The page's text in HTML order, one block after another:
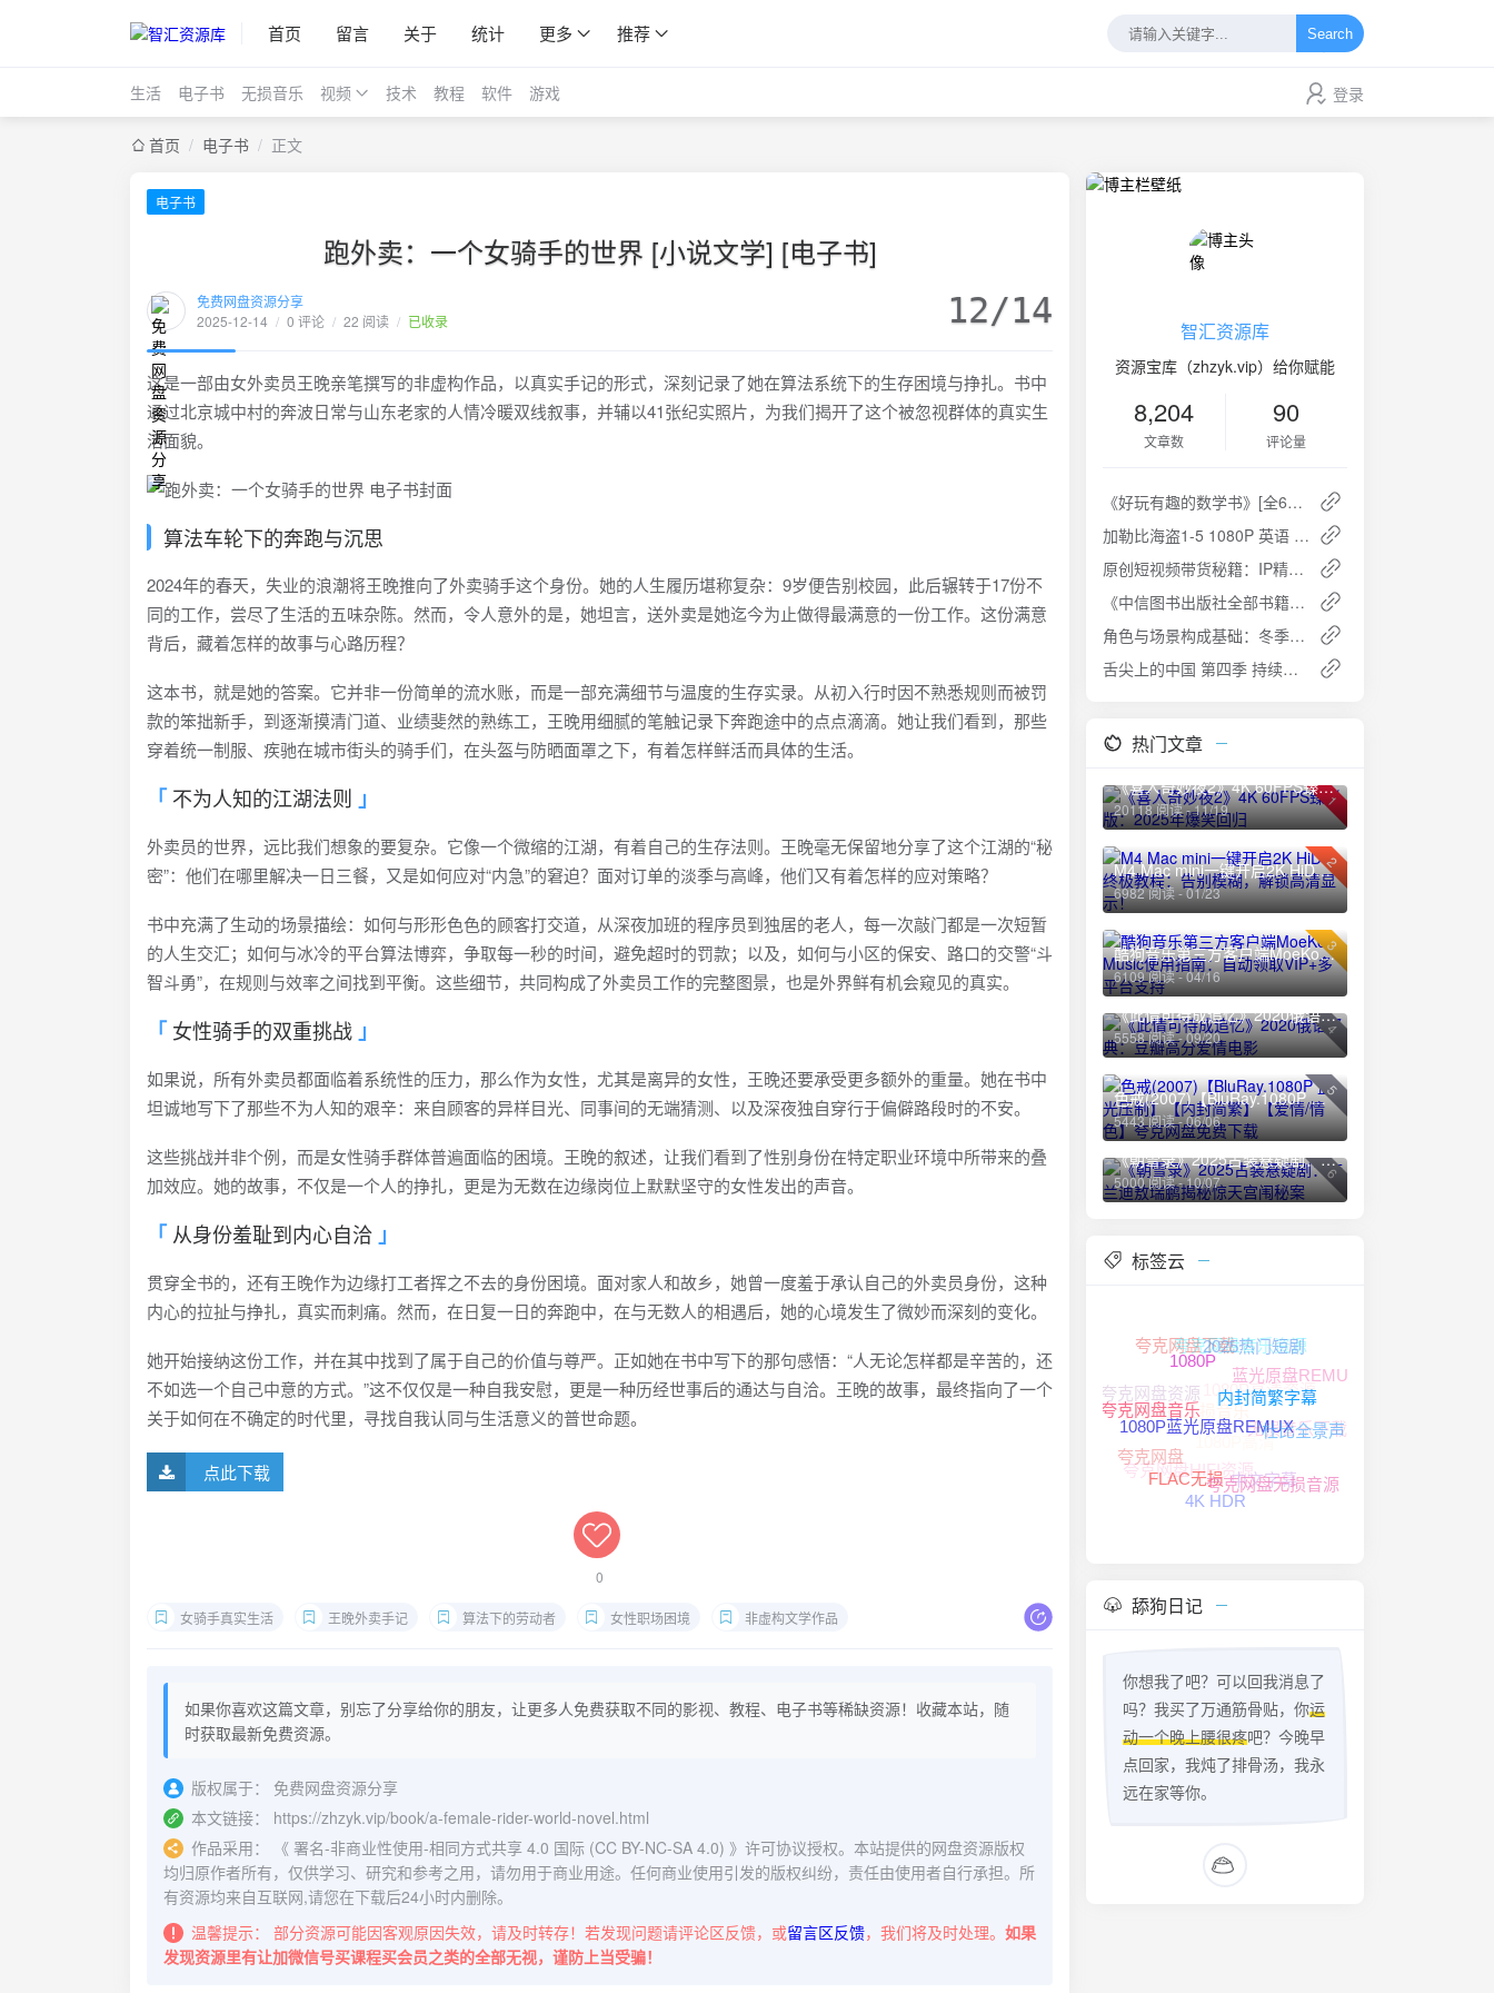
首页 留言 关于 统计 更多 推荐 Search
生活 电子书 无损音乐 视频 技术 教程 软件 游戏 登录
首页 / 电子书 / 正文
电子书
跑外卖：一个女骑手的世界 [小说文学] [电子书]
免费网盘资源分享
2025-12-14 / 0 评论 / 22 阅读 / 已收录 12/14
这是一部由女外卖员王晚亲笔撰写的非虚构作品，以真实手记的形式，深刻记录了她在算法系统下的生存困境与挣扎。书中
通过北京城中村的奔波日常与山东老家的人情冷暖双线叙事，并辅以41张纪实照片，为我们揭开了这个被忽视群体的真实生
活面貌。
算法车轮下的奔跑与沉思
2024年的春天，失业的浪潮将王晚推向了外卖骑手这个身份。她的人生履历堪称复杂：9岁便告别校园，此后辗转于17份不
同的工作，尝尽了生活的五味杂陈。然而，令人意外的是，她坦言，送外卖是她迄今为止做得最满意的一份工作。这份满意
背后，藏着怎样的故事与心路历程？
这本书，就是她的答案。它并非一份简单的流水账，而是一部充满细节与温度的生存实录。从初入行时因不熟悉规则而被罚
款的笨拙新手，到逐渐摸清门道、业绩斐然的熟练工，王晚用细腻的笔触记录下奔跑途中的点点滴滴。她让我们看到，那些
穿着统一制服、疾驰在城市街头的骑手们，在头盔与防晒面罩之下，有着怎样鲜活而具体的生活。
不为人知的江湖法则
外卖员的世界，远比我们想象的要复杂。它像一个微缩的江湖，有着自己的生存法则。王晚毫无保留地分享了这个江湖的“秘
密”：他们在哪里解决一日三餐，又是如何应对“内急”的窘迫？面对订单的淡季与高峰，他们又有着怎样的应对策略？
书中充满了生动的场景描绘：如何与形形色色的顾客打交道，从深夜加班的程序员到独居的老人，每一次敲门都是一次短暂
的人生交汇；如何与冰冷的平台算法博弈，争取每一秒的时间，避免超时的罚款；以及，如何与小区的保安、路口的交警“斗
智斗勇”，在规则与效率之间找到平衡。这些细节，共同构成了外卖员工作的完整图景，也是外界鲜有机会窥见的真实。
女性骑手的双重挑战
如果说，所有外卖员都面临着系统性的压力，那么作为女性，尤其是离异的女性，王晚还要承受更多额外的重量。她在书中
坦诚地写下了那些不为人知的艰辛：来自顾客的异样目光、同事间的无端猜测、以及深夜独自穿行于偏僻路段时的不安。
这些挑战并非个例，而是女性骑手群体普遍面临的困境。王晚的叙述，让我们看到了性别身份在特定职业环境中所带来的叠
加效应。她的故事，不仅是一个人的挣扎，更是为无数在边缘岗位上默默坚守的女性发出的声音。
从身份羞耻到内心自洽
贯穿全书的，还有王晚作为边缘打工者挥之不去的身份困境。面对家人和故乡，她曾一度羞于承认自己的外卖员身份，这种
内心的拉扯与挣扎，真实而刺痛。然而，在日复一日的奔跑中，在与无数人的相遇后，她的心境发生了微妙而深刻的变化。
她开始接纳这份工作，并在其中找到了属于自己的价值与尊严。正如她在书中写下的那句感悟：“人无论怎样都是辛苦的，还
不如选一个自己中意的方式。”这不仅仅是一种自我安慰，更是一种历经世事后的通达与自洽。王晚的故事，最终指向了一个
关于如何在不确定的时代里，寻找自我认同与生活意义的普世命题。
点此下载
0
女骑手真实生活 王晚外卖手记 算法下的劳动者 女性职场困境 非虚构文学作品
如果你喜欢这篇文章，别忘了分享给你的朋友，让更多人免费获取不同的影视、教程、电子书等稀缺资源！收藏本站，随
时获取最新免费资源。
版权属于：
免费网盘资源分享
本文链接：
https://zhzyk.vip/book/a-female-rider-world-novel.html
作品采用：
《 署名-非商业性使用-相同方式共享 4.0 国际 (CC BY-NC-SA 4.0) 》许可协议授权。本站提供的网盘资源版权
均归原作者所有，仅供学习、研究和参考之用，请勿用于商业用途。任何商业使用引发的版权纠纷，责任由使用者自行承担。所
有资源均来自互联网,请您在下载后24小时内删除。
温馨提示：
部分资源可能因客观原因失效，请及时转存！若发现问题请评论区反馈，或留言区反馈，我们将及时处理。 如果
发现资源里有让加微信号买课程买会员之类的全部无视，谨防上当受骗！
智汇资源库
资源宝库（zhzyk.vip）给你赋能
8,204
文章数
90
评论量
《好玩有趣的数学书》[全6册]：激发孩子数学兴趣的经典读物
加勒比海盗1-5 1080P 英语 中英双字
原创短视频带货秘籍：IP精准打造与同城高效引流技巧
《中信图书出版社全部书籍617本》合集：本本好书，值得收藏阅读
角色与场景构成基础：冬季设计教程资源分享
舌尖上的中国 第四季 持续更新：美食与文化的盛宴再度来袭
热门文章
1
《喜人奇妙夜2》4K 60FPS臻彩版：2025年爆笑回归
20118 阅读 - 11/19
2
M4 Mac mini一键开启2K HiDPI终极教程：告别模糊，解锁高清显示！
6982 阅读 - 01/23
3
酷狗音乐第三方客户端MoeKoe Music使用指南：自动领取VIP+多平台支持
6109 阅读 - 04/16
4
《此情可待成追忆》2020俄语经典：豆瓣高分爱情电影
5558 阅读 - 09/20
5
色戒(2007)【BluRay.1080P 蓝光压制】【内封简繁】【爱情/情色】夸克网盘免费下载
5443 阅读 - 06/06
6
《朝雪录》2025古装悬疑剧：李兰迪敖瑞鹏揭秘惊天宫闱秘案
5000 阅读 - 10/07
标签云
夸克网盘无损音乐
夸克网盘资源
夸克网盘下载
夸克网盘音乐资源
1080P高清资源
1080P高清
夸克网盘HIFI资源
夸克网盘
夸克网盘音乐
2025热门短剧
蓝光原盘REMUX
无损音乐下载
中文字幕
4K HDR
FLAC无损
1080P蓝光原盘REMUX
杜比全景声
夸克网盘无损音源
舔狗日记
你想我了吧？可以回我消息了
吗？我买了万通筋骨贴，你运
动一个晚上腰很疼吧？今晚早
点回家，我炖了排骨汤，我永
远在家等你。